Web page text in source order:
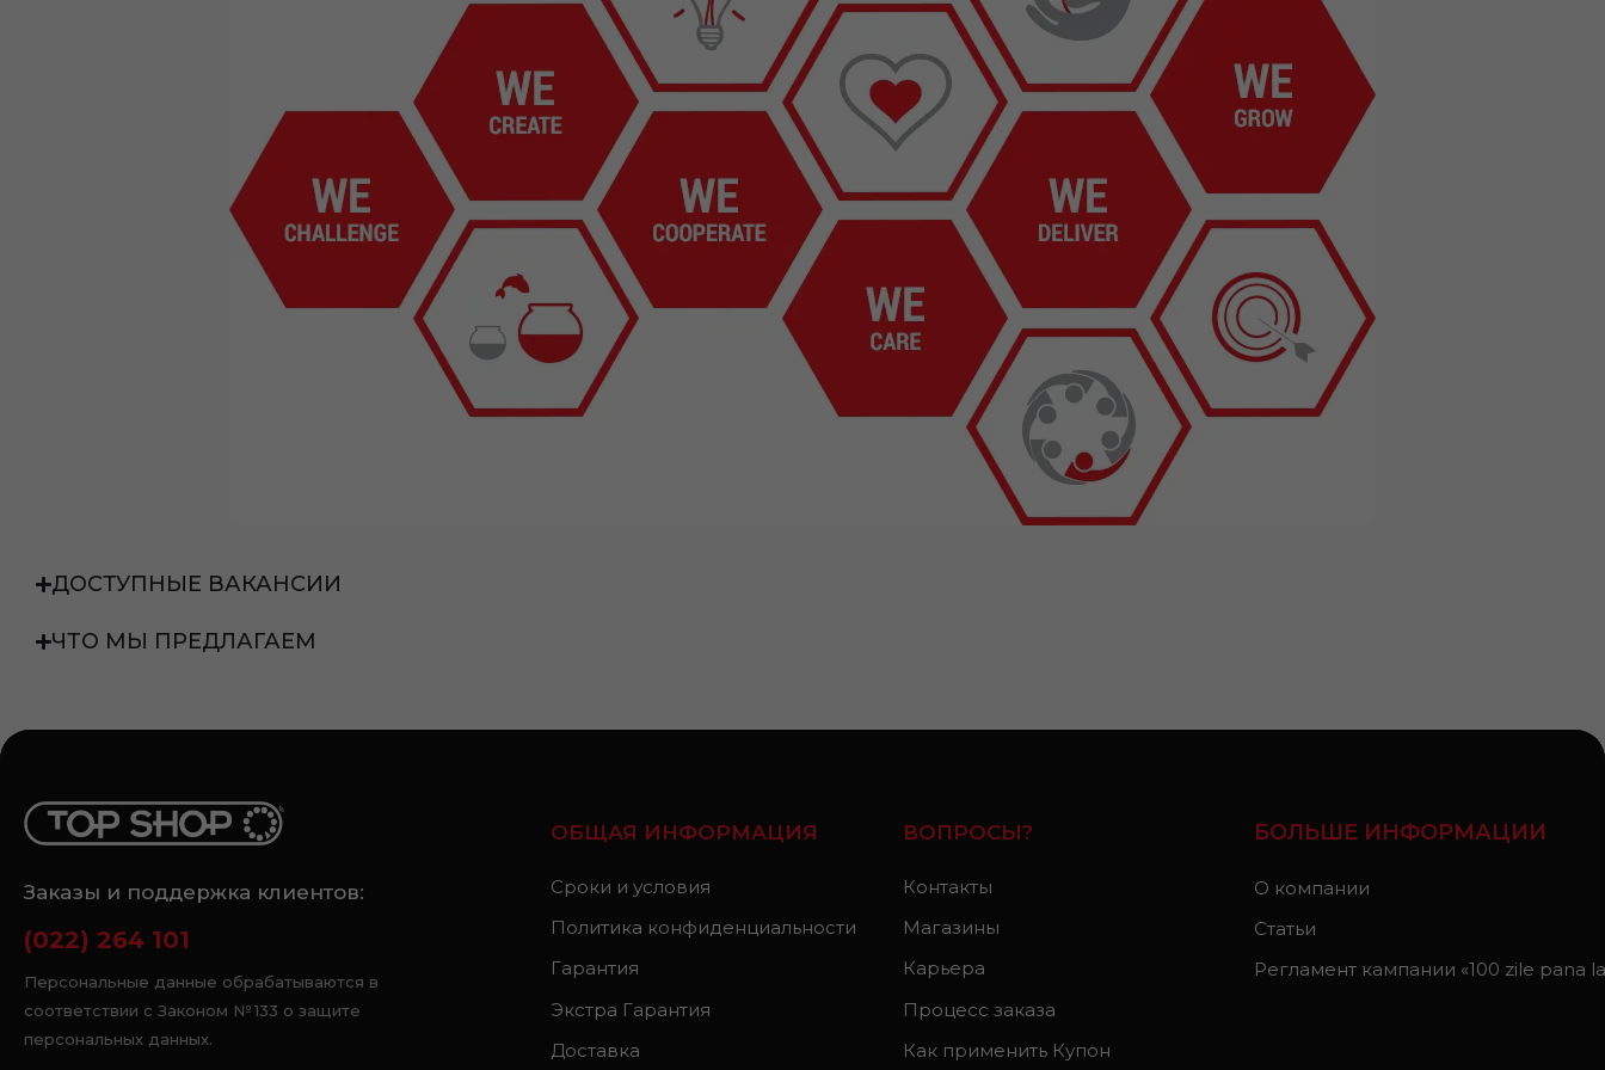
ДОСТУПНЫЕ ВАКАНСИИ
ЧТО МЫ ПРЕДЛАГАЕМ
Заказы и поддержка клиентов:
(022) 264 101
Персональные данные обрабатываются в
соответствии с Законом № 133 о защите
персональных данных.
ОБЩАЯ ИНФОРМАЦИЯ
Сроки и условия
Политика конфиденциальности
Гарантия
Экстра Гарантия
Доставка
ВОПРОСЫ?
Контакты
Магазины
Карьера
Процесс заказа
Как применить Купон
БОЛЬШЕ ИНФОРМАЦИИ
О компании
Статьи
Регламент кампании «100 zile pana la